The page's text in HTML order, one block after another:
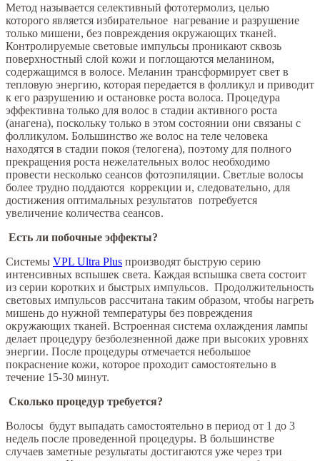
Метод называется селективный фототермолиз, целью
которого является избирательное нагревание и разрушение
только мишени, без повреждения окружающих тканей.
Контролируемые световые импульсы проникают сквозь
поверхностный слой кожи и поглощаются меланином,
содержащимся в волосе. Меланин трансформирует свет в
тепловую энергию, которая передается в фолликул и приводит
к его разрушению и остановке роста волоса. Процедура
эффективна только для волос в стадии активного роста
(анагена), поскольку только в этом состоянии они связаны с
фолликулом. Большинство же волос на теле человека
находятся в стадии покоя (телогена), поэтому для полного
прекращения роста нежелательных волос необходимо
провести несколько сеансов фотоэпиляции. Светлые волосы
более трудно поддаются коррекции и, следовательно, для
достижения оптимальных результатов потребуется
увеличение количества сеансов.
Есть ли побочные эффекты?
Системы VPL Ultra Plus производят быструю серию
интенсивных вспышек света. Каждая вспышка света состоит
из серии коротких и быстрых импульсов. Продолжительность
световых импульсов рассчитана таким образом, чтобы нагреть
мишень до нужной температуры без повреждения
окружающих тканей. Встроенная система охлаждения лампы
делает процедуру безболезненной даже при высоких уровнях
энергии. После процедуры отмечается небольшое
покраснение кожи, которое проходит самостоятельно в
течение 15-30 минут.
Сколько процедур требуется?
Волосы будут выпадать самостоятельно в период от 1 до 3
недель после проведенной процедуры. В большинстве
случаев заметные результаты достигаются уже через три